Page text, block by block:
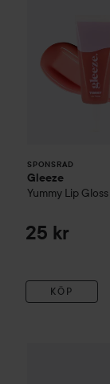
SPONSRAD
Gleeze
Yummy Lip Gloss
25 kr
KÖP